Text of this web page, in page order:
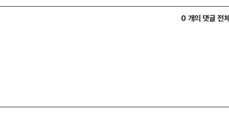
0 개의 댓글 전